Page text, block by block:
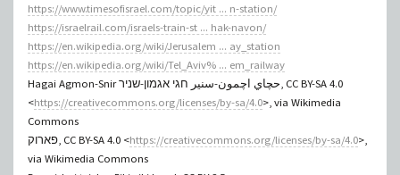
https://www.timesofisrael.com/topic/yit ... n-station/
https://israelrail.com/israels-train-st ... hak-navon/
https://en.wikipedia.org/wiki/Jerusalem ... ay_station
https://en.wikipedia.org/wiki/Tel_Aviv% ... em_railway
Hagai Agmon-Snir حچاي اچمون-سنير חגי אגמון-שניר, CC BY-SA 4.0
<https://creativecommons.org/licenses/by-sa/4.0>, via Wikimedia
Commons
פארוק, CC BY-SA 4.0 <https://creativecommons.org/licenses/by-sa/4.0>,
via Wikimedia Commons